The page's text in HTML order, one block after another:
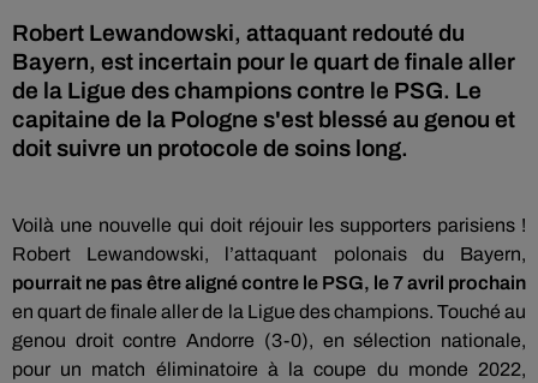
Robert Lewandowski, attaquant redouté du
Bayern, est incertain pour le quart de finale aller
de la Ligue des champions contre le PSG. Le
capitaine de la Pologne s'est blessé au genou et
doit suivre un protocole de soins long.
Voilà une nouvelle qui doit réjouir les supporters parisiens !
Robert Lewandowski, l’attaquant polonais du Bayern,
pourrait ne pas être aligné contre le PSG, le 7 avril prochain
en quart de finale aller de la Ligue des champions. Touché au
genou droit contre Andorre (3-0), en sélection nationale,
pour un match éliminatoire à la coupe du monde 2022,